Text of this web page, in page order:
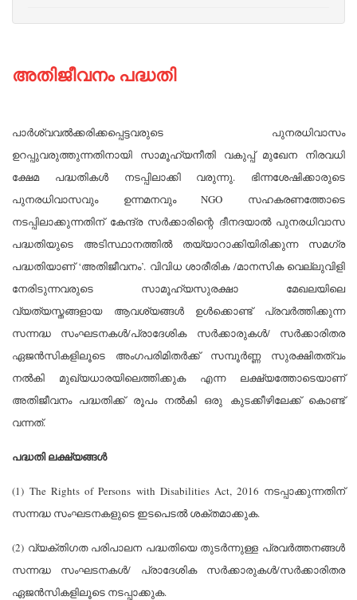
അതിജീവനം പദ്ധതി
പാര്‍ശ്വവല്‍ക്കരിക്കപ്പെട്ടവരുടെ പുനരധിവാസം
ഉറപ്പുവരുത്തുന്നതിനായി സാമൂഹ്യനീതി വകുപ്പ് മുഖേന നിരവധി
ക്ഷേമ പദ്ധതികള്‍ നടപ്പിലാക്കി വരുന്നു. ഭിന്നശേഷിക്കാരുടെ
പുനരധിവാസവും ഉന്നമനവും NGO സഹകരണത്തോടെ
നടപ്പിലാക്കുന്നതിന് കേന്ദ്ര സര്‍ക്കാരിന്റെ ദീനദയാല്‍ പുനരധിവാസ
പദ്ധതിയുടെ അടിസ്ഥാനത്തില്‍ തയ്യാറാക്കിയിരിക്കുന്ന സമഗ്ര
പദ്ധതിയാണ് ‘അതിജീവനം’. വിവിധ ശാരീരിക /മാനസിക വെല്ലുവിളി
നേരിടുന്നവരുടെ സാമൂഹ്യസുരക്ഷാ മേഖലയിലെ
വ്യത്യസ്തങ്ങളായ ആവശ്യങ്ങള്‍ ഉള്‍ക്കൊണ്ട് പ്രവര്‍ത്തിക്കുന്ന
സന്നദ്ധ സംഘടനകള്‍/പ്രാദേശിക സര്‍ക്കാരുകള്‍/ സര്‍ക്കാരിതര
ഏജന്‍സികളിലൂടെ അംഗപരിമിതര്‍ക്ക് സമ്പൂര്‍ണ്ണ സുരക്ഷിതത്വം
നല്‍കി മുഖ്യധാരയിലെത്തിക്കുക എന്ന ലക്ഷ്യത്തോടെയാണ്
അതിജീവനം പദ്ധതിക്ക് രൂപം നല്‍കി ഒരു കുടക്കീഴിലേക്ക് കൊണ്ട്
വന്നത്.
പദ്ധതി ലക്ഷ്യങ്ങള്‍
(1) The Rights of Persons with Disabilities Act, 2016 നടപ്പാക്കുന്നതിന്
സന്നദ്ധ സംഘടനകളുടെ ഇടപെടല്‍ ശക്തമാക്കുക.
(2) വ്യക്തിഗത പരിപാലന പദ്ധതിയെ തുടര്‍ന്നുള്ള പ്രവര്‍ത്തനങ്ങള്‍
സന്നദ്ധ സംഘടനകള്‍/ പ്രാദേശിക സര്‍ക്കാരുകള്‍/സര്‍ക്കാരിതര
ഏജന്‍സികളിലൂടെ നടപ്പാക്കുക.